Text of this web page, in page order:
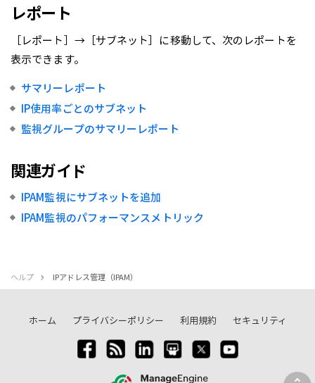
レポート
［レポート］→［サブネット］に移動して、次のレポートを
表示できます。
サマリーレポート
IP使用率ごとのサブネット
監視グループのサマリーレポート
関連ガイド
IPAM監視にサブネットを追加
IPAM監視のパフォーマンスメトリック
ヘルプ IPアドレス管理（IPAM）
ホーム プライバシーポリシー 利用規約 セキュリティ